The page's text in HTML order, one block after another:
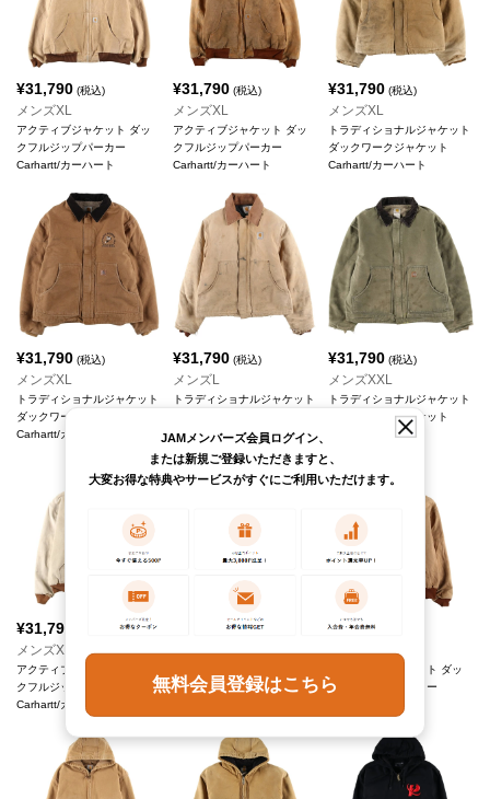
¥31,790 (税込)
メンズXL
アクティブジャケット ダッ
クフルジップパーカー
Carhartt/カーハート
¥31,790(税込)
メンズXL
アクティブジャケット ダッ
クフルジップパーカー
Carhartt/カーハート
¥31,790 (税込)
メンズXL
トラディショナルジャケット
ダックワークジャケット
Carhartt/カーハート
¥31,790 (税込)
メンズXL
トラディショナルジャケット
ダックワークジャケット
Carhartt/カーハート
¥31,790(税込)
メンズL
トラディショナルジャケット
Carhartt/カーハート
¥31,790 (税込)
メンズXXL
トラディショナルジャケット
ダックワークジャケット
Carhartt/カーハート
¥31,790
メンズXL
アクティブジャケット ダッ
クフルジップパーカー
Carhartt/カーハート
31,790(税込)
メンズXXXL
クフルジップパーカー
¥31,790
メンズXXL
アクティブジャケット ダッ
クフルジップパーカー
JAMメンバーズ会員ログイン、
または新規ご登録いただきますと、
大変お得な特典やサービスがすぐにご利用いただけます。
無料会員登録はこちら